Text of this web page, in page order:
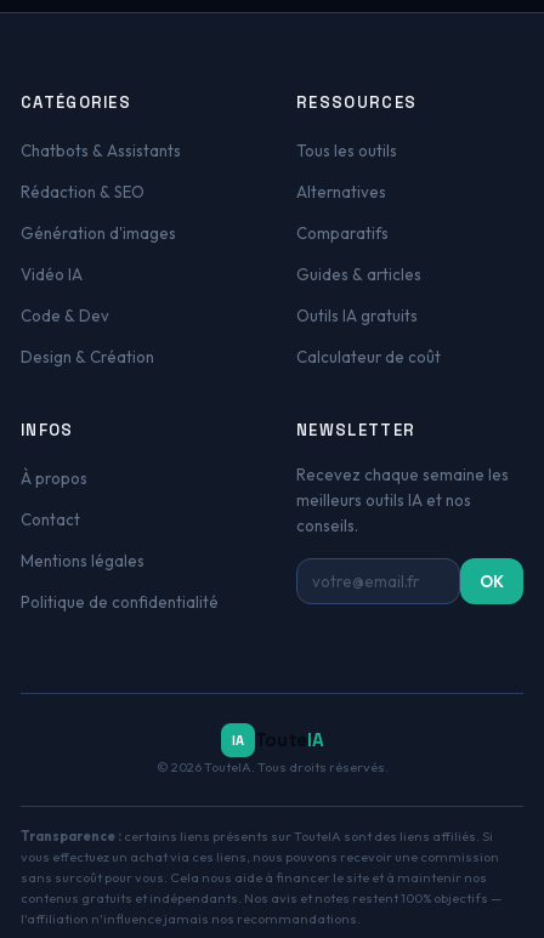
CATÉGORIES
Chatbots & Assistants
Rédaction & SEO
Génération d'images
Vidéo IA
Code & Dev
Design & Création
RESSOURCES
Tous les outils
Alternatives
Comparatifs
Guides & articles
Outils IA gratuits
Calculateur de coût
INFOS
À propos
Contact
Mentions légales
Politique de confidentialité
NEWSLETTER
Recevez chaque semaine les
meilleurs outils IA et nos
conseils.
Adresse email OK
IA Toute IA
© 2026 TouteIA. Tous droits réservés.
Transparence :certains liens présents sur TouteIA sont des liens affiliés. Si
vous effectuez un achat via ces liens, nous pouvons recevoir une commission
sans surcoût pour vous. Cela nous aide à financer le site et à maintenir nos
contenus gratuits et indépendants. Nos avis et notes restent 100% objectifs —
l'affiliation n'influence jamais nos recommandations.